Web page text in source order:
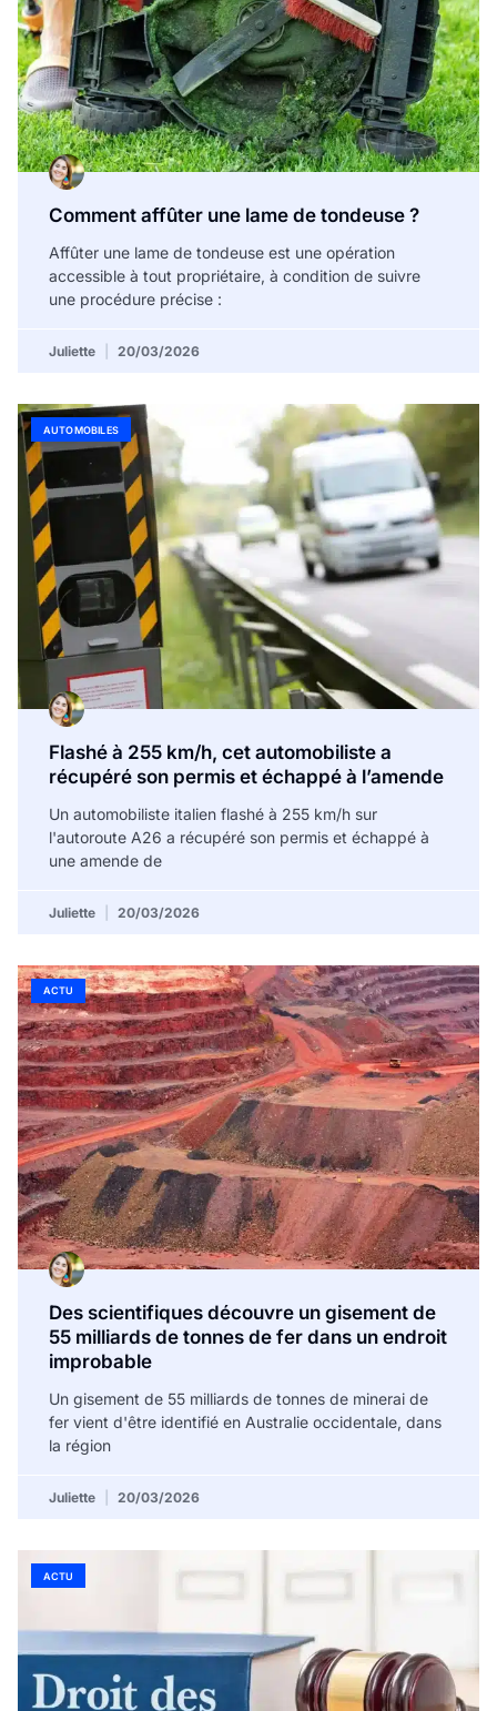
Comment affûter une lame de tondeuse ?
Affûter une lame de tondeuse est une opération
accessible à tout propriétaire, à condition de suivre
une procédure précise :
Juliette 20/03/2026
AUTOMOBILES
Flashé à 255 km/h, cet automobiliste a
récupéré son permis et échappé à l’amende
Un automobiliste italien flashé à 255 km/h sur
l'autoroute A26 a récupéré son permis et échappé à
une amende de
Juliette 20/03/2026
ACTU
Des scientifiques découvre un gisement de
55 milliards de tonnes de fer dans un endroit
improbable
Un gisement de 55 milliards de tonnes de minerai de
fer vient d'être identifié en Australie occidentale, dans
la région
Juliette 20/03/2026
ACTU